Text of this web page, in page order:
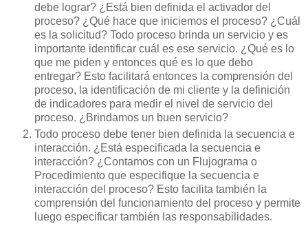
debe lograr? ¿Está bien definida el activador del
proceso? ¿Qué hace que iniciemos el proceso? ¿Cuál
es la solicitud? Todo proceso brinda un servicio y es
importante identificar cuál es ese servicio. ¿Qué es lo
que me piden y entonces qué es lo que debo
entregar? Esto facilitará entonces la comprensión del
proceso, la identificación de mi cliente y la definición
de indicadores para medir el nivel de servicio del
proceso. ¿Brindamos un buen servicio?
Todo proceso debe tener bien definida la secuencia e
interacción. ¿Está especificada la secuencia e
interacción? ¿Contamos con un Flujograma o
Procedimiento que especifique la secuencia e
interacción del proceso? Esto facilita también la
comprensión del funcionamiento del proceso y permite
luego especificar también las responsabilidades.